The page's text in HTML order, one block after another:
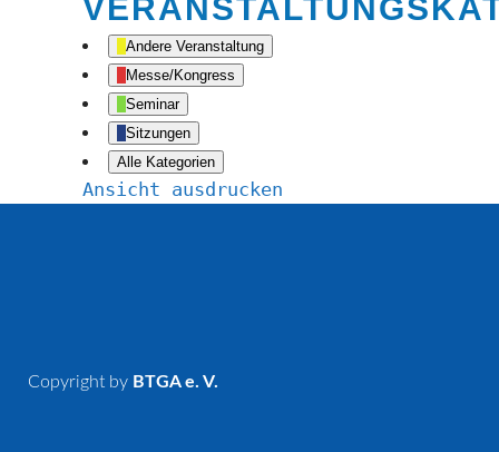
Andere Veranstaltung
Messe/Kongress
Seminar
Sitzungen
Alle Kategorien
Ansicht ausdrucken
Copyright by BTGA e. V.